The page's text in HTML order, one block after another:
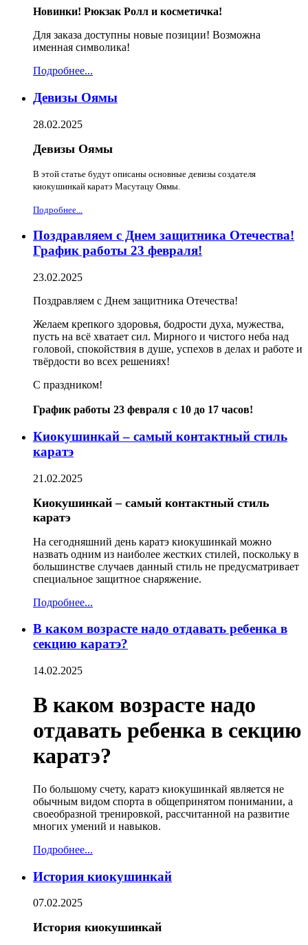
Новинки! Рюкзак Ролл и косметичка!
Для заказа доступны новые позиции! Возможна
именная символика!
Подробнее...
Девизы Оямы
28.02.2025
Девизы Оямы
В этой статье будут описаны основные девизы создателя
киокушинкай каратэ Масутацу Оямы.
Подробнее...
Поздравляем с Днем защитника Отечества!
График работы 23 февраля!
23.02.2025
Поздравляем с Днем защитника Отечества!
Желаем крепкого здоровья, бодрости духа, мужества,
пусть на всё хватает сил. Мирного и чистого неба над
головой, спокойствия в душе, успехов в делах и работе и
твёрдости во всех решениях!
С праздником!
График работы 23 февраля с 10 до 17 часов!
Киокушинкай – самый контактный стиль
каратэ
21.02.2025
Киокушинкай – самый контактный стиль
каратэ
На сегодняшний день каратэ киокушинкай можно
назвать одним из наиболее жестких стилей, поскольку в
большинстве случаев данный стиль не предусматривает
специальное защитное снаряжение.
Подробнее...
В каком возрасте надо отдавать ребенка в
секцию каратэ?
14.02.2025
В каком возрасте надо
отдавать ребенка в секцию
каратэ?
По большому счету, каратэ киокушинкай является не
обычным видом спорта в общепринятом понимании, а
своеобразной тренировкой, рассчитанной на развитие
многих умений и навыков.
Подробнее...
История киокушинкай
07.02.2025
История киокушинкай